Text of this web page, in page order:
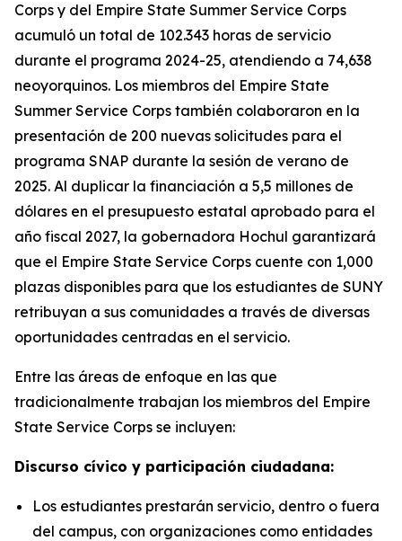
Corps y del Empire State Summer Service Corps
acumuló un total de 102.343 horas de servicio
durante el programa 2024-25, atendiendo a 74,638
neoyorquinos. Los miembros del Empire State
Summer Service Corps también colaboraron en la
presentación de 200 nuevas solicitudes para el
programa SNAP durante la sesión de verano de
2025. Al duplicar la financiación a 5,5 millones de
dólares en el presupuesto estatal aprobado para el
año fiscal 2027, la gobernadora Hochul garantizará
que el Empire State Service Corps cuente con 1,000
plazas disponibles para que los estudiantes de SUNY
retribuyan a sus comunidades a través de diversas
oportunidades centradas en el servicio.
Entre las áreas de enfoque en las que
tradicionalmente trabajan los miembros del Empire
State Service Corps se incluyen:
Discurso cívico y participación ciudadana:
Los estudiantes prestarán servicio, dentro o fuera
del campus, con organizaciones como entidades